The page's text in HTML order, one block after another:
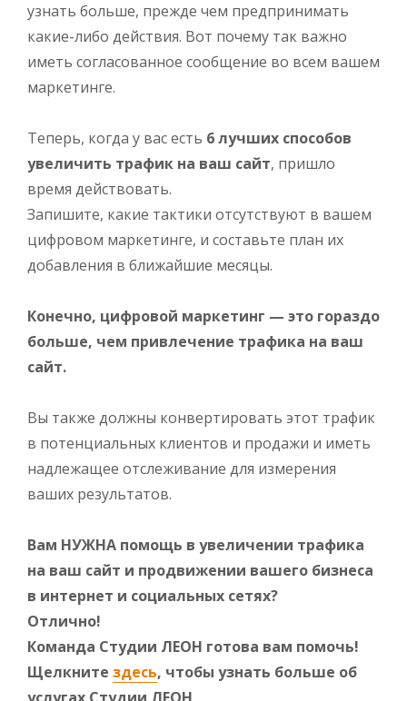
узнать больше, прежде чем предпринимать
какие-либо действия. Вот почему так важно
иметь согласованное сообщение во всем вашем
маркетинге.
Теперь, когда у вас есть 6 лучших способов
увеличить трафик на ваш сайт, пришло
время действовать.
Запишите, какие тактики отсутствуют в вашем
цифровом маркетинге, и составьте план их
добавления в ближайшие месяцы.
Конечно, цифровой маркетинг — это гораздо
больше, чем привлечение трафика на ваш
сайт.
Вы также должны конвертировать этот трафик
в потенциальных клиентов и продажи и иметь
надлежащее отслеживание для измерения
ваших результатов.
Вам НУЖНА помощь в увеличении трафика
на ваш сайт и продвижении вашего бизнеса
в интернет и социальных сетях?
Отлично!
Команда Студии ЛЕОН готова вам помочь!
Щелкните здесь, чтобы узнать больше об